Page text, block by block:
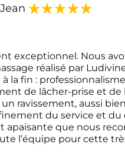
Jean
exceptionnel. Nous
réalisé par
la fin :
de lâcher-prise et de
ravissement, aussi
du service et du
apaisante que nous
l’équipe pour cette